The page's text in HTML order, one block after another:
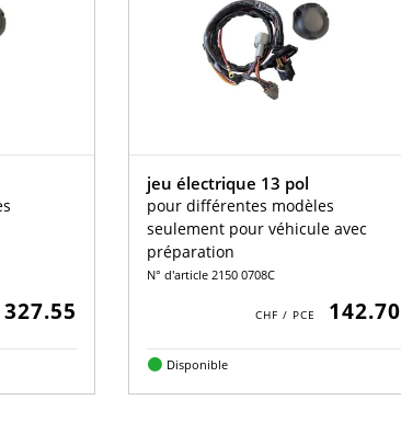
327.55
jeu électrique 13 pol
pour différentes modèles
seulement pour véhicule avec
préparation
N° d'article 2150 0708C
142.70
Disponible